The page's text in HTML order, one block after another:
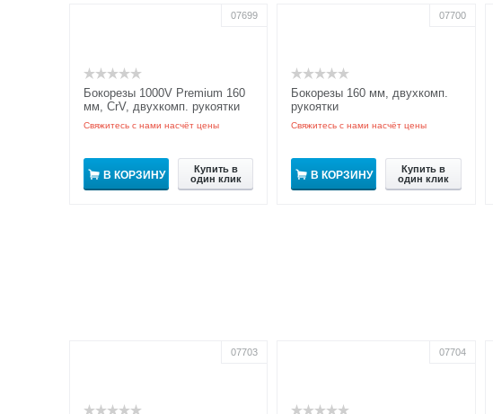
07699
Бокорезы 1000V Premium 160
мм, CrV, двухкомп. рукоятки
Свяжитесь с нами насчёт цены
В КОРЗИНУ
Купить в
один клик
07700
Бокорезы 160 мм, двухкомп.
рукоятки
Свяжитесь с нами насчёт цены
В КОРЗИНУ
Купить в
один клик
07703 07704